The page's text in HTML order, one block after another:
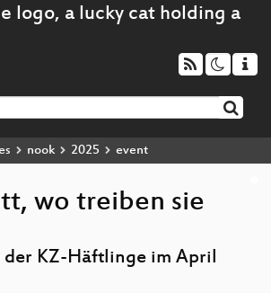
nook 2025 event
wo treiben sie
der KZ-Häftlinge im April